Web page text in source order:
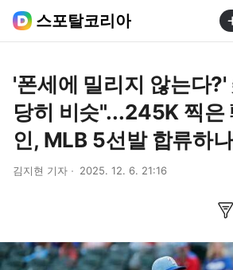
스포탈코리아
'폰세에 밀리지 않는다?'
당히 비슷"...245K 찍은
인, MLB 5선발 합류하
김지현 기자 2025. 12. 6. 21:16